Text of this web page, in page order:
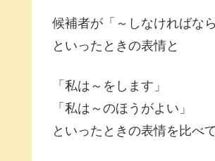
候補者が「～しなければなら
といったときの表情と
「私は～をします」
「私は～のほうがよい」
といったときの表情を比べ